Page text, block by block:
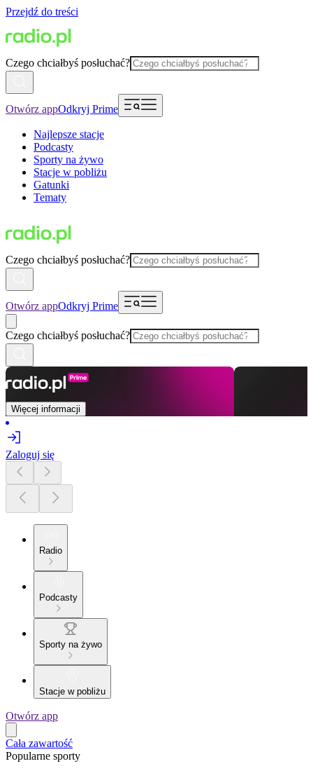
Przejdź do treści
Czego chciałbyś posłuchać?
Otwórz appOdkryj Prime
Najlepsze stacje
Podcasty
Sporty na żywo
Stacje w pobliżu
Gatunki
Tematy
Czego chciałbyś posłuchać?
Otwórz appOdkryj Prime
Czego chciałbyś posłuchać?
Więcej informacji
Zaloguj się
Radio
Podcasty
Sporty na żywo
Stacje w pobliżu
Otwórz app
Cała zawartość
Popularne sporty